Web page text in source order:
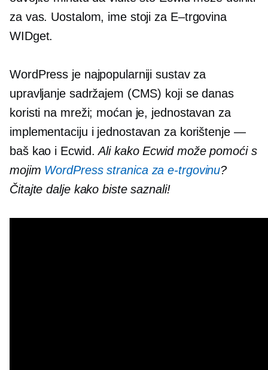
za vas. Uostalom, ime stoji za E–trgovina
WIDget.
WordPress je najpopularniji sustav za
upravljanje sadržajem (CMS) koji se danas
koristi na mreži; moćan je, jednostavan za
implementaciju i jednostavan za korištenje —
baš kao i Ecwid.Ali kako Ecwid može pomoći s
mojim WordPress stranica za e-trgovinu?
Čitajte dalje kako biste saznali!